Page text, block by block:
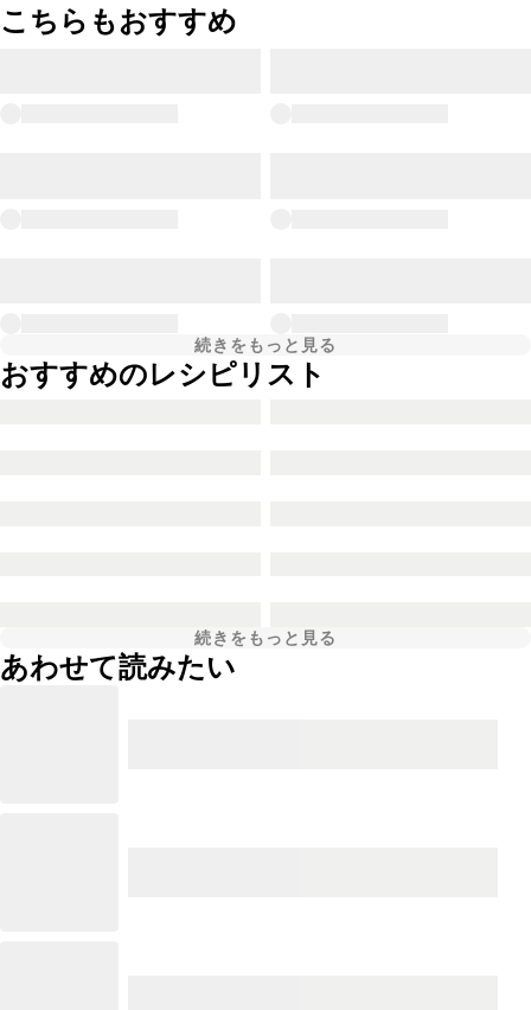
こちらもおすすめ
続きをもっと見る
おすすめのレシピリスト
続きをもっと見る
あわせて読みたい